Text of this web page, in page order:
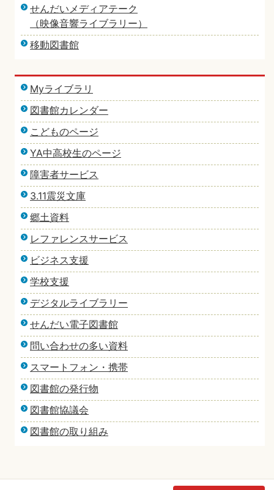
せんだいメディアテーク
（映像音響ライブラリー）
移動図書館
Myライブラリ
図書館カレンダー
こどものページ
YA中高校生のページ
障害者サービス
3.11震災文庫
郷土資料
レファレンスサービス
ビジネス支援
学校支援
デジタルライブラリー
せんだい電子図書館
問い合わせの多い資料
スマートフォン・携帯
図書館の発行物
図書館協議会
図書館の取り組み